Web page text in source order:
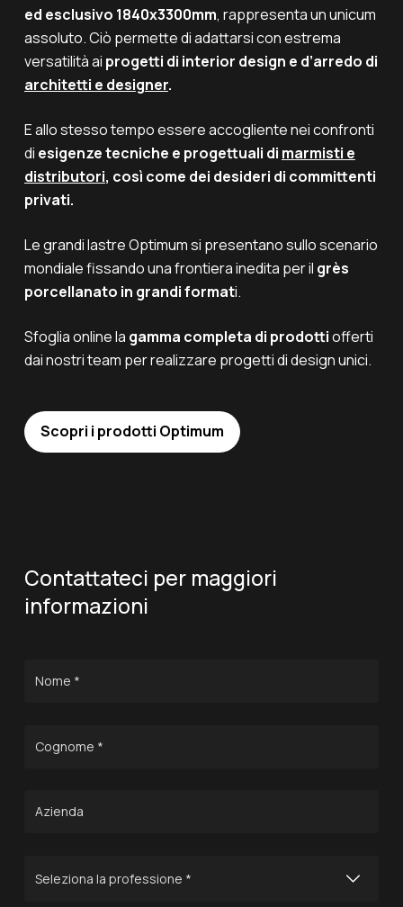
ed esclusivo 1840x3300mm, rappresenta ununicum
assoluto. Ciò permette di adattarsi con estrema
versatilità ai progetti di interior design e d’arredo di
architetti e designer.
E allo stesso tempo essere accogliente nei confronti
di esigenze tecniche e progettuali di marmisti e
distributori, così come dei desideri di committenti
privati.
Le grandi lastre Optimum si presentano sullo scenario
mondiale fissando una frontiera inedita per il grès
porcellanato in grandi formati.
Sfoglia online la gamma completa di prodottiofferti
dai nostri team per realizzare progetti di design unici.
Scopri i prodotti Optimum
Contattateci per maggiori
informazioni